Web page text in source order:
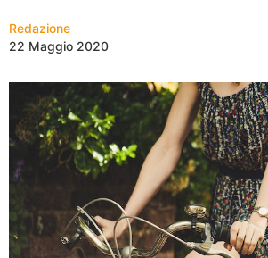
Redazione
22 Maggio 2020